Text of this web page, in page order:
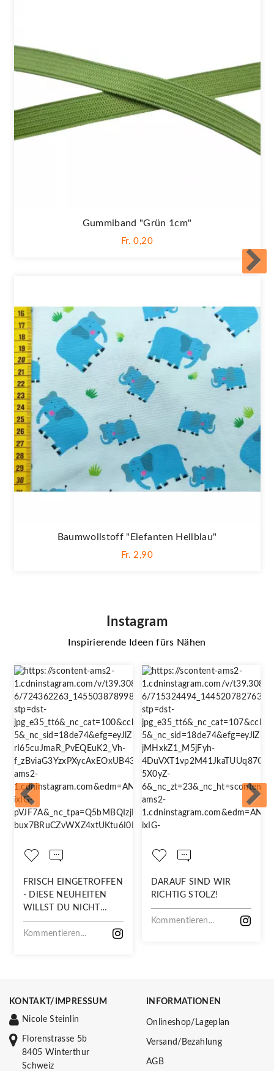
Gummiband "Grün 1cm"
Fr. 0,20
Baumwollstoff "Elefanten Hellblau"
Fr. 2,90
Instagram
Inspirierende Ideen fürs Nähen
FRISCH EINGETROFFEN
- DIESE NEUHEITEN
WILLST DU NICHT
VERPASSEN!
Kommentieren...
DARAUF SIND WIR
RICHTIG STOLZ!
Kommentieren...
KONTAKT/IMPRESSUM
Nicole Steinlin
Florenstrasse 5b
8405 Winterthur
Schweiz
INFORMATIONEN
Onlineshop/Lageplan
Versand/Bezahlung
AGB